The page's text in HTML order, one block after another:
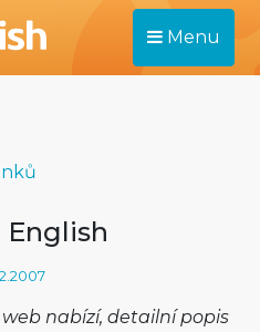
Menu
nabízí, detailní popis